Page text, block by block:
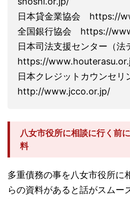
日本貸金業協会 https://
全国銀行協会 https://
日本司法支援センター（
https://
日本クレジットカウンセ
http://www.jcco.or.jp/
八女市役所に相談に行く前
料
多重債務の事を八女市役所に
らの資料があると話がスムー